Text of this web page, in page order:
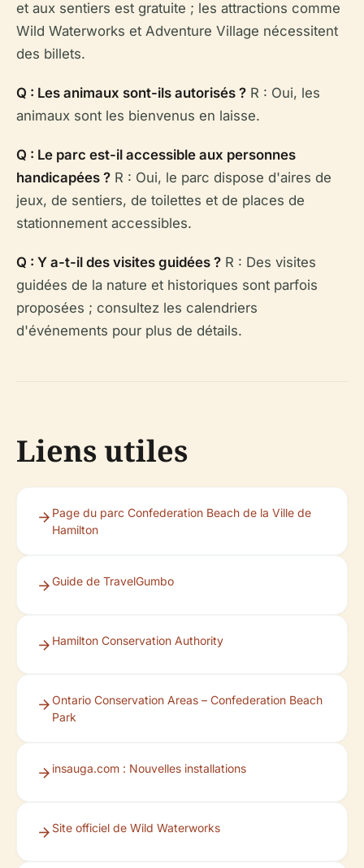
et aux sentiers est gratuite ; les attractions comme
Wild Waterworks et Adventure Village nécessitent
des billets.
Q : Les animaux sont-ils autorisés ? R : Oui, les
animaux sont les bienvenus en laisse.
Q : Le parc est-il accessible aux personnes
handicapées ? R : Oui, le parc dispose d'aires de
jeux, de sentiers, de toilettes et de places de
stationnement accessibles.
Q : Y a-t-il des visites guidées ? R : Des visites
guidées de la nature et historiques sont parfois
proposées ; consultez les calendriers
d'événements pour plus de détails.
Liens utiles
Page du parc Confederation Beach de la Ville de
Hamilton
Guide de TravelGumbo
Hamilton Conservation Authority
Ontario Conservation Areas – Confederation Beach
Park
insauga.com : Nouvelles installations
Site officiel de Wild Waterworks